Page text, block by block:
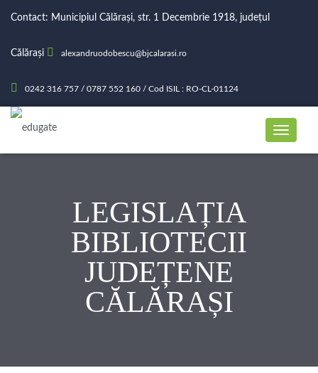
Contact: Municipiul Călărași, str. 1 Decembrie 1918, județul
Călărași alexandruodobescu@bjcalarasi.ro
0242 316 757 / 0787 552 160 / Cod ISIL : RO-CL-01124
LEGISLAȚIA
BIBLIOTECII
JUDEȚENE
CĂLĂRAȘI